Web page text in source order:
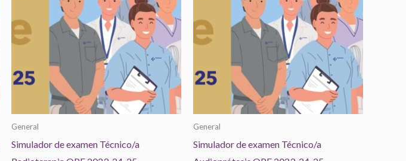
General
Simulador de examen Técnico/a
hasta
20,00€
múltiples
variantes.
Las
opciones
se
pueden
elegir
la
General
Simulador de examen Técnico/a
hasta
20,00€
múltiples
variantes.
Las
opciones
se
pueden
elegir
la